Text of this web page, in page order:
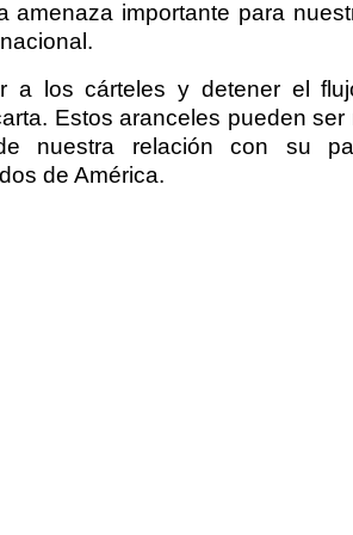
amenaza importante para
a los cárteles y detener el
Estos aranceles pueden ser
nuestra relación con su
de América.